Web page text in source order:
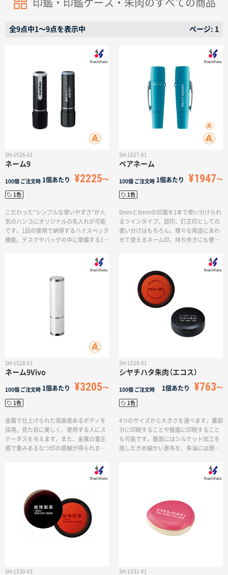
印鑑・印鑑ケース・朱肉のすべての商品
全9点中1〜9点を表示中 ページ: 1
SH-1526-01
ネーム9
100個 ご注文時 1個あたり ¥2225
1色
こだわった“シンプルな使いやすさ”が人
気のハンコにオリジナルの名入れが可能
です。1回の使用で納得するハイスペック
機能。デスクやバッグの中に常備する1本
SH-1527-01
ペアネーム
100個 ご注文時 1個あたり ¥1947
1色
9mmと6mmの印面を1本で使い分けられ
るツインタイプ。認印、訂正印としての
使い分けはもちろん、様々な用途にあわ
せて使えるネーム印。持ち歩きにも便利
グの中に常備する1本として実用性が高い
ため、周年記念や入社祝いにぴったりの
商品です。
SH-1528-01
ネーム9Vivo
100個 ご注文時 1個あたり ¥3205
1色
金属で仕上げられた高級感あるボディを
採用。見た目に美しく、使用する人にス
テータスを与えます。また、金属の重圧
感で重みあるなつ印の感触が得られま
しの方にぴったりです。「優れた連続なつ
印性」「鮮明な印影」「印影の耐久性」な
能で実用的にご使用いただけます。
SH-1529-01
シヤチハタ朱肉（エコス）
100個 ご注文時 1個あたり ¥763
1色
4つのサイズから大きさを選べます。蓋部
分に印刷することや盤面に印刷すること
も可能です。盤面にはシルケット加工を
施したきめ細かい表布を、朱油には顔料
きさに調整した顔料系朱油を採用してい
ます。にじみの少ない鮮明な印影は、転
こちらはエコマーク認定商品となってお
り、グリーン購入法にも適合しておりま
SH-1530-01 SH-1531-01